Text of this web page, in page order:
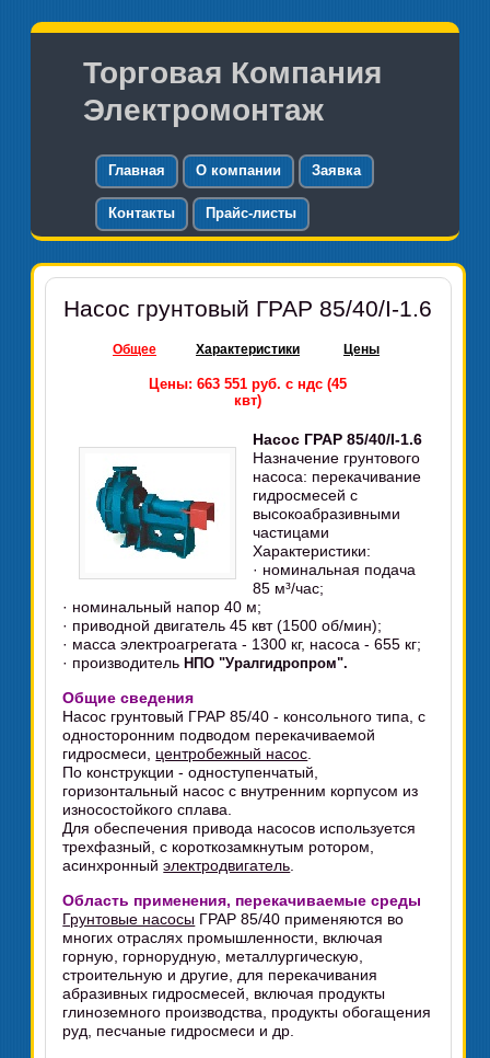
Торговая Компания
Электромонтаж
Главная О компании Заявка
Контакты Прайс-листы
Насос грунтовый ГРАР 85/40/I-1.6
Общее Характеристики Цены
Цены: 663 551 руб. с ндс (45
квт)
Насос ГРАР 85/40/I-1.6
Назначение грунтового
насоса: перекачивание
гидросмесей с
высокоабразивными
частицами
Характеристики:
· номинальная подача
85 м³/час;
· номинальный напор 40 м;
· приводной двигатель 45 квт (1500 об/мин);
· масса электроагрегата - 1300 кг, насоса - 655 кг;
· производительНПО "Уралгидропром".
Общие сведения
Насос грунтовый ГРАР 85/40 - консольного типа, с
односторонним подводом перекачиваемой
гидросмеси, центробежный насос
По конструкции - одноступенчатый,
горизонтальный насос с внутренним корпусом из
износостойкого сплава.
Для обеспечения привода насосов используется
трехфазный, с короткозамкнутым ротором,
асинхронныйэлектродвигатель
Область применения, перекачиваемые среды
Грунтовые насосы ГРАР 85/40 применяются во
многих отраслях промышленности, включая
горную, горнорудную, металлургическую,
строительную и другие, для перекачивания
абразивных гидросмесей, включая продукты
глиноземного производства, продукты обогащения
руд, песчаные гидросмеси и др.